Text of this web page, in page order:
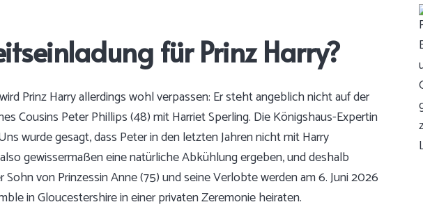
für Prinz Harry?
Prinz Harry allerdings wohl verpassen: Er steht angeblich nicht auf der
Cousins Peter Phillips (48) mit Harriet Sperling. Die Königshaus-Expertin
wurde gesagt, dass Peter in den letzten Jahren nicht mit Harry
gewissermaßen eine natürliche Abkühlung ergeben, und deshalb
Sohn von Prinzessin Anne (75) und seine Verlobte werden am 6. Juni 2026
in Gloucestershire in einer privaten Zeremonie heiraten.